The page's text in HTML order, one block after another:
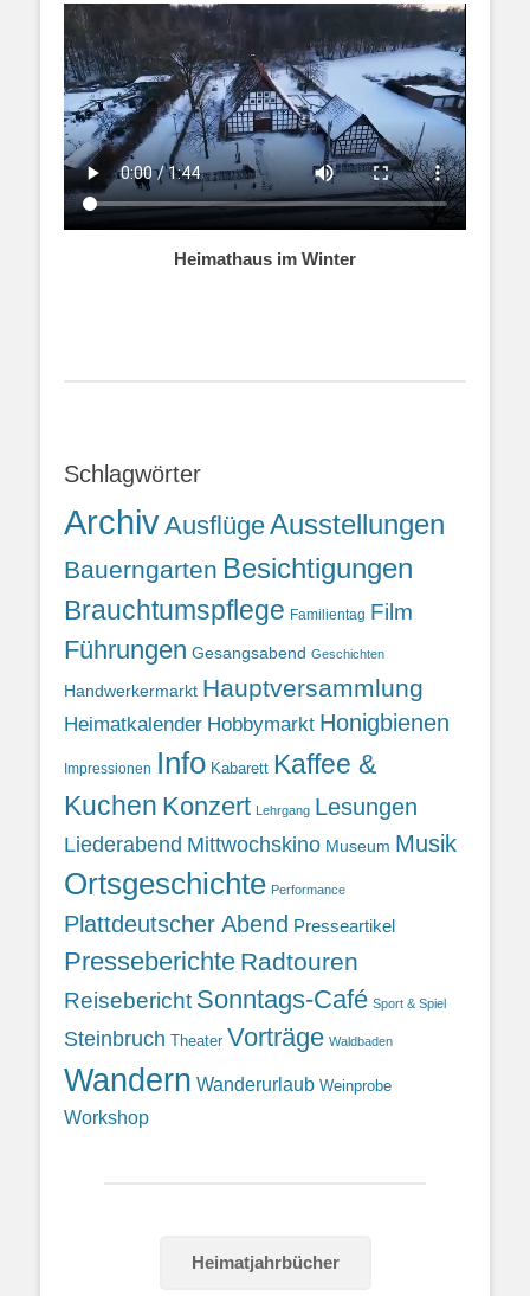
Heimathaus im Winter
Schlagwörter
ArchivAusflügeAusstellungen
Bauerngarten Besichtigungen
Brauchtumspflege Familientag Film
Führungen Gesangsabend Geschichten
Handwerkermarkt Hauptversammlung
Heimatkalender Hobbymarkt Honigbienen
Impressionen Info Kabarett Kaffee &
Kuchen Konzert Lehrgang Lesungen
Liederabend Mittwochskino Museum Musik
Ortsgeschichte Performance
Plattdeutscher Abend Presseartikel
Presseberichte Radtouren
Reisebericht Sonntags-Café Sport & Spiel
Steinbruch Theater Vorträge Waldbaden
Wandern Wanderurlaub Weinprobe
Workshop
Heimatjahrbücher